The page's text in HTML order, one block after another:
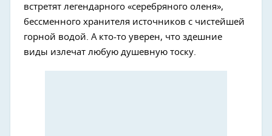
встретят легендарного «серебряного оленя»,
бессменного хранителя источников с чистейшей
горной водой. А кто-то уверен, что здешние
виды излечат любую душевную тоску.